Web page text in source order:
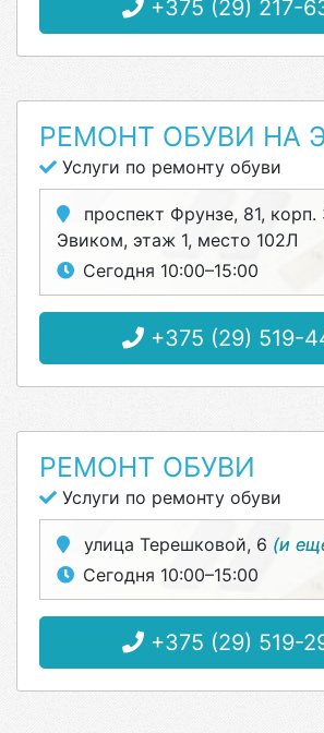
+375 (29) 217-
РЕМОНТ ОБУВИ НА
Услуги по ремонту обуви
проспект Фрунзе, 81,
Эвиком, этаж 1, место 102Л
Сегодня 10:00–15:00
+375 (29) 519-
РЕМОНТ ОБУВИ
Услуги по ремонту обуви
улица Терешковой, 6 (и
Сегодня 10:00–15:00
+375 (29) 519-